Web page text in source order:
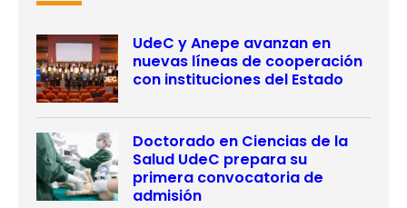
UdeC y Anepe avanzan en
nuevas líneas de cooperación
con instituciones del Estado
Doctorado en Ciencias de la
Salud UdeC prepara su
primera convocatoria de
admisión